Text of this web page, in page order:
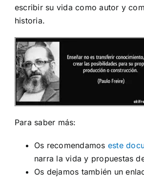
escribir su vida como autor y
historia.
Para saber más:
Os recomendamos este
narra la vida y propuestas
Os dejamos también un